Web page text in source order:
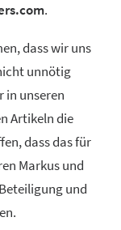
.
dass wir uns
unnötig
in unseren
Artikeln die
dass das für
Markus und
und